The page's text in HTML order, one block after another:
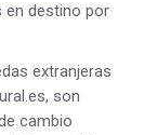
en destino por
extranjeras
son
cambio